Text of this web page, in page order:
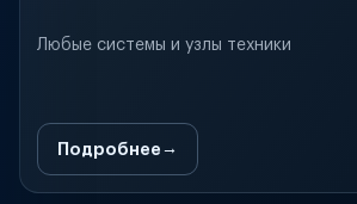
Любые системы и узлы техники
Подробнее